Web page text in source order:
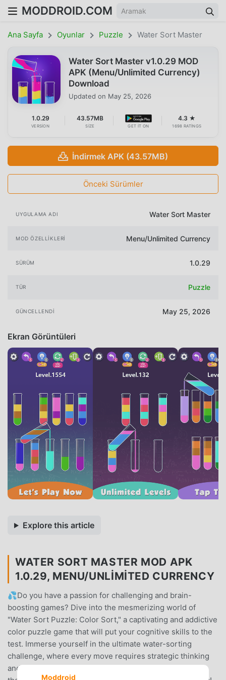
MODDROID.COM
Ana Sayfa Oyunlar Puzzle Water Sort Master
Water Sort Master v1.0.29 MOD
APK (Menu/Unlimited Currency)
Download
Updated on May 25, 2026
1.0.29
VERSION
43.57MB
SIZE GET IT ON
4.3 ★
1698 RATINGS
İndirmek APK (43.57MB)
Önceki Sürümler
UYGULAMA ADI Water Sort Master
MOD ÖZELLIKLERI Menu/Unlimited Currency
SÜRÜM 1.0.29
TÜR Puzzle
GÜNCELLENDI May 25, 2026
Ekran Görüntüleri
Explore this article
WATER SORT MASTER MOD APK
1.0.29, MENU/UNLIMITED CURRENCY
💦Do you have a passion for challenging and brain-
boosting games? Dive into the mesmerizing world of
"Water Sort Puzzle: Color Sort," a captivating and addictive
color puzzle game that will put your cognitive skills to the
test. Immerse yourself in the ultimate water-sorting
challenge, where every move requires strategic thinking
and careful planning. Get ready to embark on a journey
Moddroid